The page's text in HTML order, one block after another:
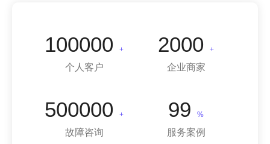
100000 +
个人客户
2000 +
企业商家
500000 +
故障咨询
99 %
服务案例